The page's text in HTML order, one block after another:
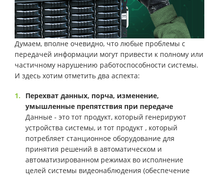
Думаем, вполне очевидно, что любые проблемы с
передачей информации могут привести к полному или
частичному нарушению работоспособности системы.
И здесь хотим отметить два аспекта:
Перехват данных, порча, изменение,
умышленные препятствия при передаче
Данные - это тот продукт, который генерируют
устройства системы, и тот продукт , который
потребляет станционное оборудование для
принятия решений в автоматическом и
автоматизированном режимах во исполнение
целей системы видеонаблюдения (обеспечение